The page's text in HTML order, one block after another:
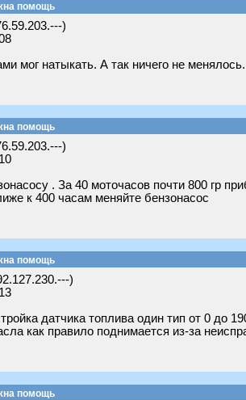
помощь
)
мог натыкать. А так ничего не
помощь
)
. За 40 моточасов почти 800 гр
к 400 часам меняйте бензонасос
помощь
)
датчика топлива один тип от 0 до
как правило поднимается из-за
помощь